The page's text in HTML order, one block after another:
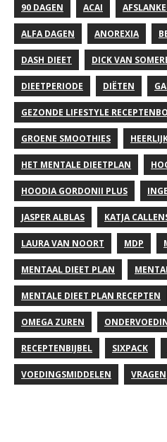
90 DAGEN ACAI
ALFA DAGEN ANOREXIA
DASH DIEET DICK VAN
DIEETPERIODE DIËTEN
GEZONDE LIFESTYLE
GROENE SMOOTHIES
HET MENTALE DIEETPLAN
HOODIA GORDONII PLUS
JASPER ALBLAS KATJA
LAURA VAN NOORT MDP
MENTAAL DIEET PLAN
MENTALE DIEET PLAN RECEPTEN
OMEGA ZUREN
RECEPTENBIJBEL SIXPACK
VOEDINGSMIDDELEN VRAGEN